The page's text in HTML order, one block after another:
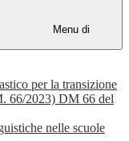
Menu di
per la transizione
66/2023) DM 66 del
nelle scuole